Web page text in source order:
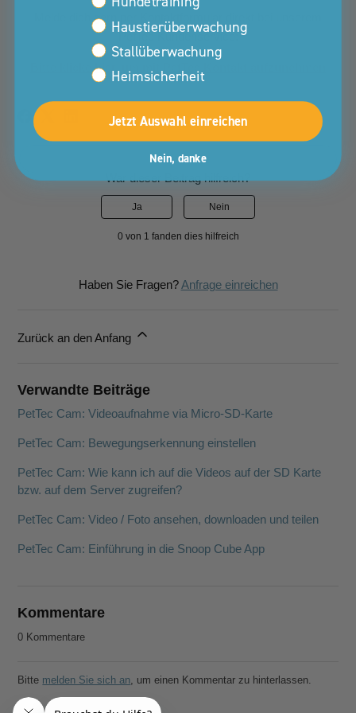
Melde dich gern per Kontaktformular direkt bei unserem
PetTec Kundenservice:
Bitte klicke hier, um mit PetTec Kontakt aufzunehmen
War dieser Beitrag hilfreich?
Ja Nein
0 von 1 fanden dies hilfreich
Haben Sie Fragen?Anfrage einreichen
Zurück an den Anfang
Verwandte Beiträge
PetTec Cam: Videoaufnahme via Micro-SD-Karte
PetTec Cam: Bewegungserkennung einstellen
PetTec Cam: Wie kann ich auf die Videos auf der SD Karte
bzw. auf dem Server zugreifen?
PetTec Cam: Video / Foto ansehen, downloaden und teilen
PetTec Cam: Einführung in die Snoop Cube App
Kommentare
0 Kommentare
Bitte melden Sie sich an , um einen Kommentar zu hinterlassen.
Haustierüberwachung
Stallüberwachung
Heimsicherheit
Jetzt Auswahl einreichen
Nein, danke